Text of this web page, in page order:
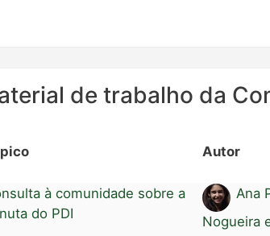
de trabalho da
Autor
à comunidade sobre a
do PDI
Ana
Nogueira